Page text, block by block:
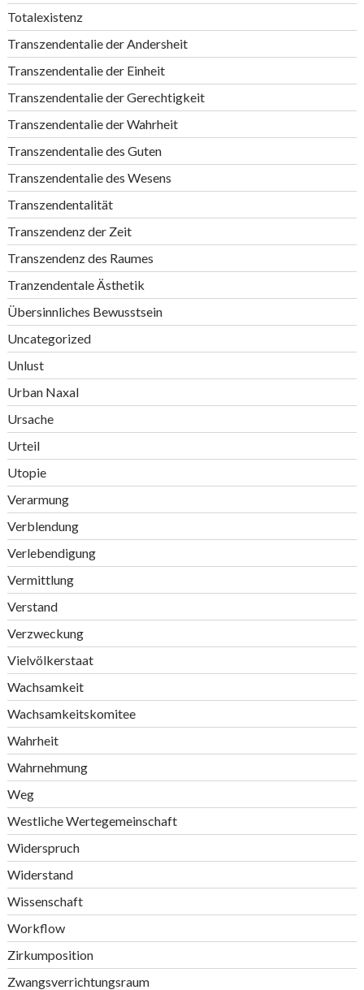
Totalexistenz
Transzendentalie der Andersheit
Transzendentalie der Einheit
Transzendentalie der Gerechtigkeit
Transzendentalie der Wahrheit
Transzendentalie des Guten
Transzendentalie des Wesens
Transzendentalität
Transzendenz der Zeit
Transzendenz des Raumes
Tranzendentale Ästhetik
Übersinnliches Bewusstsein
Uncategorized
Unlust
Urban Naxal
Ursache
Urteil
Utopie
Verarmung
Verblendung
Verlebendigung
Vermittlung
Verstand
Verzweckung
Vielvölkerstaat
Wachsamkeit
Wachsamkeitskomitee
Wahrheit
Wahrnehmung
Weg
Westliche Wertegemeinschaft
Widerspruch
Widerstand
Wissenschaft
Workflow
Zirkumposition
Zwangsverrichtungsraum